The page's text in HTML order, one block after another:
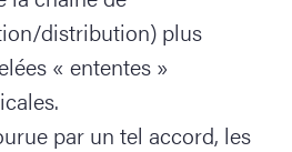
distribution) plus
« ententes »
par un tel accord, les